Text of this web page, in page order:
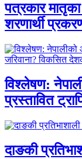
पत्रकार
शरणार्थी
विश्लेषण:
प्रस्तावित
दाङकी